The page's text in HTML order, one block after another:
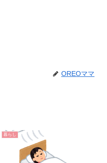
OREOママ
暮らし